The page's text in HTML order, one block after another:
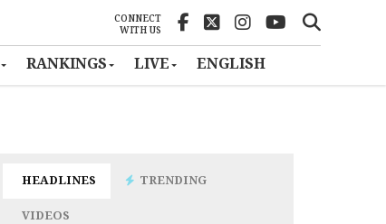
CONNECT
WITH US
RANKINGS LIVE ENGLISH
HEADLINES
TRENDING
VIDEOS